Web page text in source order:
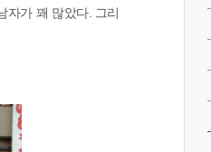
자가 꽤 많았다. 그리